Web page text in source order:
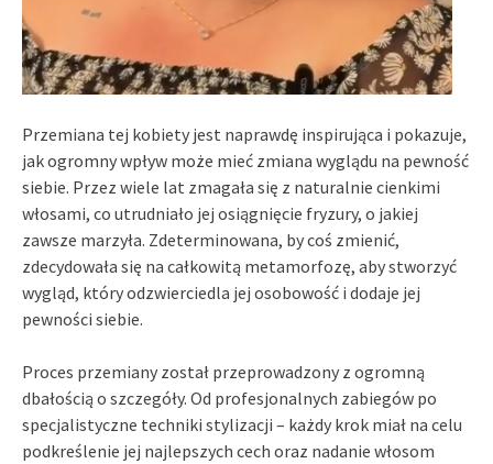
Przemiana tej kobiety jest naprawdę inspirująca i pokazuje,
jak ogromny wpływ może mieć zmiana wyglądu na pewność
siebie. Przez wiele lat zmagała się z naturalnie cienkimi
włosami, co utrudniało jej osiągnięcie fryzury, o jakiej
zawsze marzyła. Zdeterminowana, by coś zmienić,
zdecydowała się na całkowitą metamorfozę, aby stworzyć
wygląd, który odzwierciedla jej osobowość i dodaje jej
pewności siebie.
Proces przemiany został przeprowadzony z ogromną
dbałością o szczegóły. Od profesjonalnych zabiegów po
specjalistyczne techniki stylizacji – każdy krok miał na celu
podkreślenie jej najlepszych cech oraz nadanie włosom